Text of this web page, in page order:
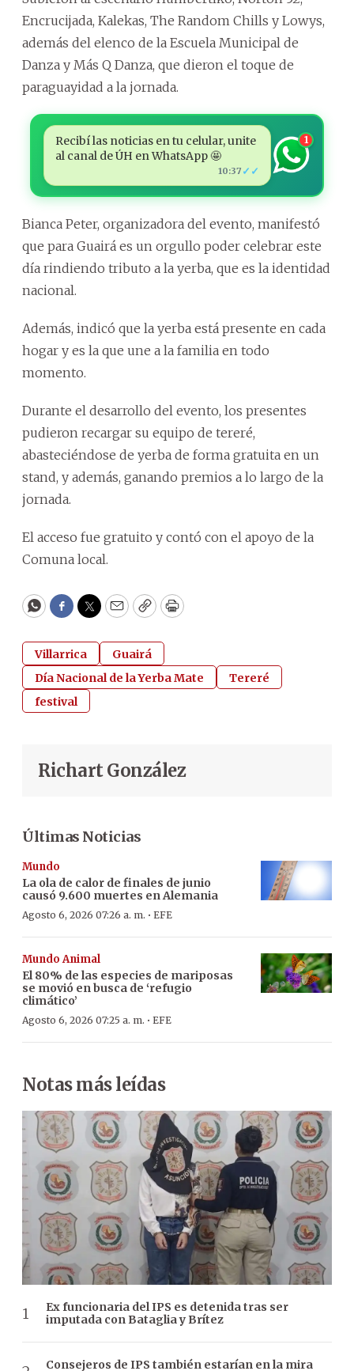
Encrucijada, Kalekas, The Random Chills y Lowys,
además del elenco de la Escuela Municipal de
Danza y Más Q Danza, que dieron el toque de
paraguayidad a la jornada.
Recibí las noticias en tu celular, unite
al canal de ÚH en WhatsApp 🤩
10:37 ✓✓
1
Bianca Peter, organizadora del evento, manifestó
que para Guairá es un orgullo poder celebrar este
día rindiendo tributo a la yerba, que es la identidad
nacional.
Además, indicó que la yerba está presente en cada
hogar y es la que une a la familia en todo
momento.
Durante el desarrollo del evento, los presentes
pudieron recargar su equipo de tereré,
abasteciéndose de yerba de forma gratuita en un
stand, y además, ganando premios a lo largo de la
jornada.
El acceso fue gratuito y contó con el apoyo de la
Comuna local.
WhatsApp
Facebook
Twitter
EmailCopyPrint
Villarrica
Guairá
Día Nacional de la Yerba Mate
Tereré
festival
Richart González
Últimas Noticias
Mundo
La ola de calor de finales de junio
causó 9.600 muertes en Alemania
Agosto 6, 2026 07:26 a. m. · EFE
Mundo Animal
El 80% de las especies de mariposas
se movió en busca de ‘refugio
climático’
Agosto 6, 2026 07:25 a. m. · EFE
Notas más leídas
Ex funcionaria del IPS es detenida tras ser
imputada con Bataglia y Brítez
Consejeros de IPS también estarían en la mira